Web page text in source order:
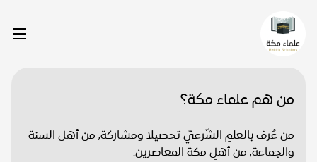
من هم علماء مكة؟
من عُرفَ بالعلمِ الشّرعيّ تحصيلا ومشاركة, من أهل السنة
والجماعة, من أهلِ مكة المعاصرين.